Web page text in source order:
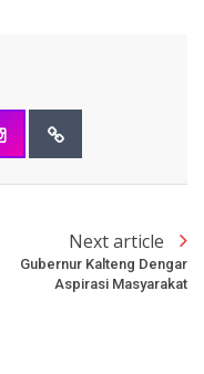
Next article
Gubernur Kalteng Dengar
Aspirasi Masyarakat